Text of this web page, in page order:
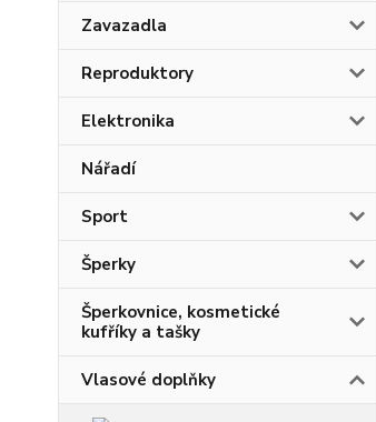
Zavazadla
Reproduktory
Elektronika
Nářadí
Sport
Šperky
Šperkovnice, kosmetické
kufříky a tašky
Vlasové doplňky